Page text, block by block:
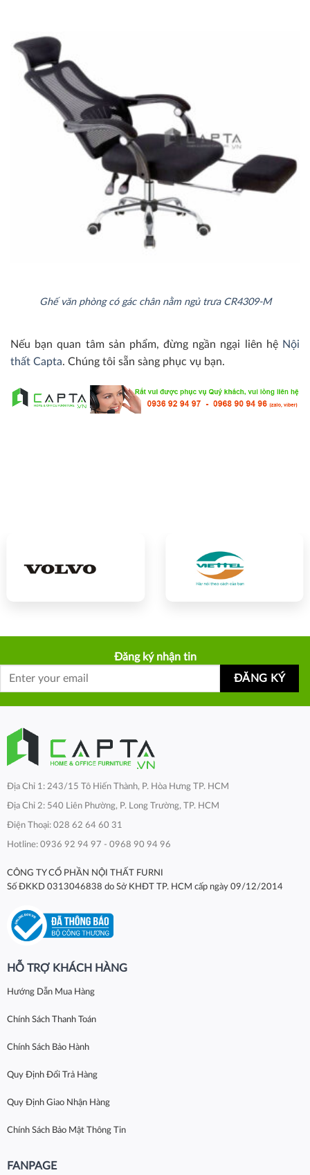
Ghế văn phòng có gác chân nằm ngủ trưa CR4309-M
Nếu bạn quan tâm sản phẩm, đừng ngần ngại liên hệ Nội
thất Capta. Chúng tôi sẵn sàng phục vụ bạn.
Đăng ký nhận tin
Địa Chỉ 1: 243/15 Tô Hiến Thành, P. Hòa Hưng TP. HCM
Địa Chỉ 2: 540 Liên Phường, P. Long Trường, TP. HCM
Điện Thoại: 028 62 64 60 31
Hotline: 0936 92 94 97 - 0968 90 94 96
CÔNG TY CỔ PHẦN NỘI THẤT FURNI
Số ĐKKD 0313046838 do Sở KHĐT TP. HCM cấp ngày 09/12/2014
HỖ TRỢ KHÁCH HÀNG
Hướng Dẫn Mua Hàng
Chính Sách Thanh Toán
Chính Sách Bảo Hành
Quy Định Đổi Trả Hàng
Quy Định Giao Nhận Hàng
Chính Sách Bảo Mật Thông Tin
FANPAGE